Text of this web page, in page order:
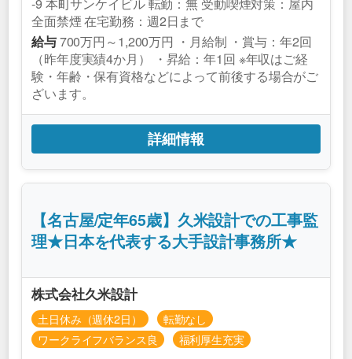
全面禁煙 在宅勤務：週2日まで
給与700万円～1,200万円 ・月給制 ・賞与：年2回
（昨年度実績4か月） ・昇給：年1回 ※年収はご経
験・年齢・保有資格などによって前後する場合がご
ざいます。
詳細情報
【名古屋/定年65歳】久米設計での工事監
理★日本を代表する大手設計事務所★
株式会社久米設計
土日休み（週休2日）
転勤なし
ワークライフバランス良
福利厚生充実